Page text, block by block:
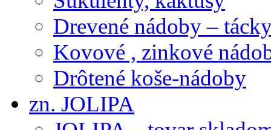
Drevené nádoby –
Kovové , zinkové
Drôtené koše-nádoby
zn. JOLIPA